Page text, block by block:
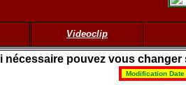
Videoclip
nécessaire pouvez vous